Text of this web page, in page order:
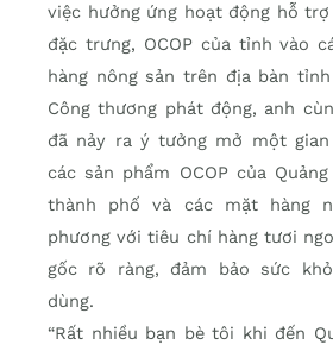
việc hưởng ứng hoạt động hỗ
đặc trưng, OCOP của tỉnh vào
hàng nông sản trên địa bàn
Công thương phát động, anh
đã nảy ra ý tưởng mở một gian
các sản phẩm OCOP của
thành phố và các mặt hàng
phương với tiêu chí hàng tươi
gốc rõ ràng, đảm bảo sức
dùng.
“Rất nhiều bạn bè tôi khi đến